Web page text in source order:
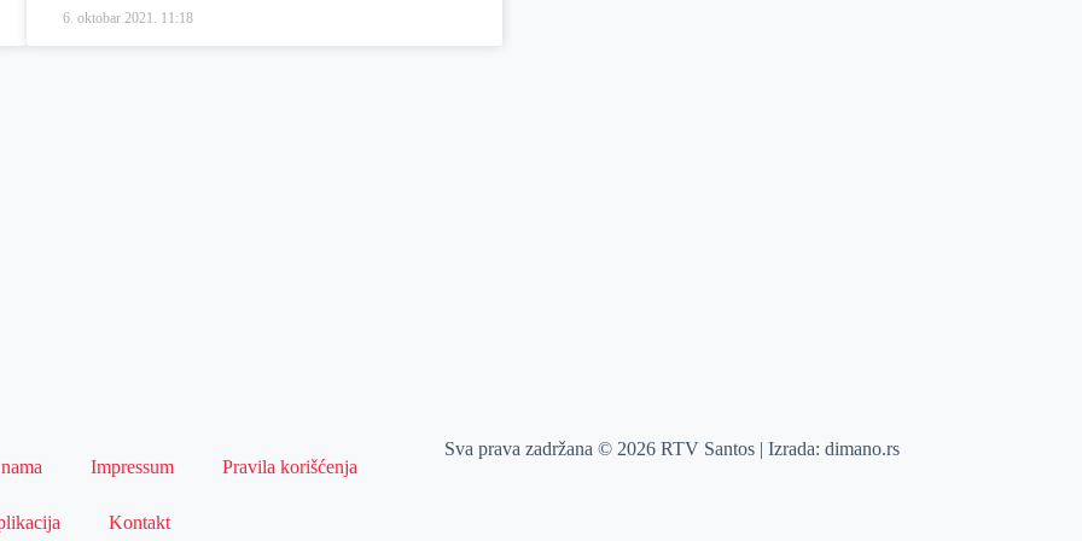
6. oktobar 2021. 11:18
Impressum Pravila korišćenja
Kontakt
Sva prava zadržana © 2026 RTV Santos | Izrada:dimano.rs